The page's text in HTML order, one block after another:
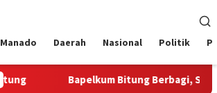
Manado Daerah Nasional Politik
‎Bapelkum Bitung Berbagi, Semarak